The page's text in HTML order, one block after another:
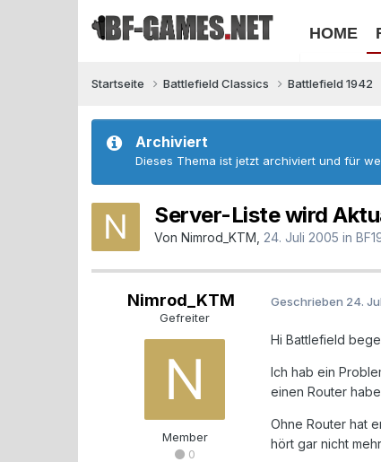
HOME
Startseite Battlefield Classics Battlefield 1942
Archiviert
Dieses Thema ist jetzt archiviert und für
Server-Liste wird
Von Nimrod_KTM 24. Juli 2005 in
Nimrod_KTM
Gefreiter
Member
0
Geschrieben 24.
Hi Battlefield
Ich hab ein
einen Router
Ohne Router hat
hört gar nicht